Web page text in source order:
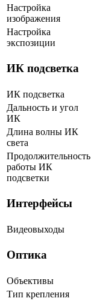
Настройка
изображения
Настройка
экспозиции
ИК подсветка
ИК подсветка
Дальность и угол
ИК
Длина волны ИК
света
Продолжительность
работы ИК
подсветки
Интерфейсы
Видеовыходы
Оптика
Объективы
Тип крепления